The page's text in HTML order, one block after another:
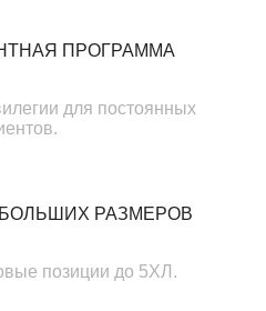
ПРОГРАММА
для постоянных
РАЗМЕРОВ
позиции до 5ХЛ.